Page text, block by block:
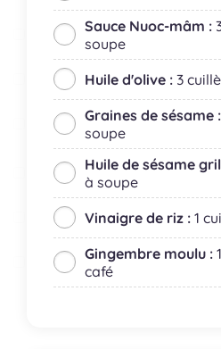
Sauce Nuoc-mâm :
soupe
Huile d'olive : 3
Graines de sésame :
soupe
Huile de sésame
à soupe
Vinaigre de riz : 1
Gingembre moulu :
café